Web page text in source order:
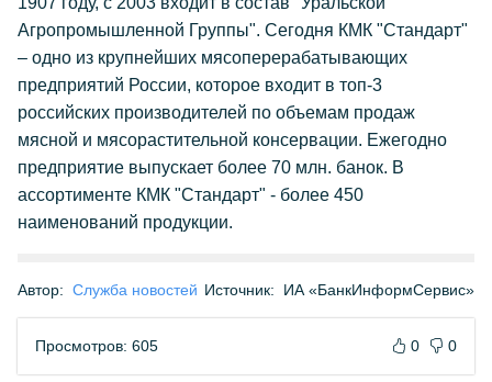
Агропромышленной Группы". Сегодня КМК "Стандарт"
– одно из крупнейших мясоперерабатывающих
предприятий России, которое входит в топ-3
российских производителей по объемам продаж
мясной и мясорастительной консервации. Ежегодно
предприятие выпускает более 70 млн. банок. В
ассортименте КМК "Стандарт" - более 450
наименований продукции.
Автор: Служба новостей Источник: ИА «БанкИнформСервис»
Просмотров: 605 0 0